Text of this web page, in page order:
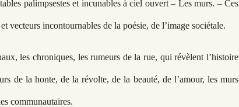
palimpsestes et incunables à ciel ouvert – Les murs. – Ces
vecteurs incontournables de la poésie, de l’image sociétale.
les chroniques, les rumeurs de la rue, qui révèlent l’histoire
de la honte, de la révolte, de la beauté, de l’amour, les murs
communautaires.